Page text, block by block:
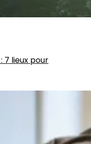
: 7 lieux pour